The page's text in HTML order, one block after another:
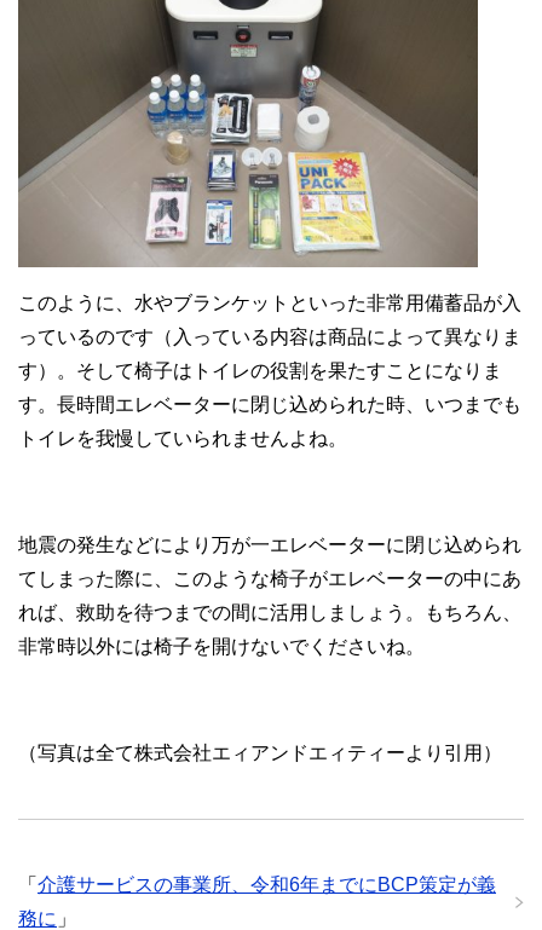
このように、水やブランケットといった非常用備蓄品が入
っているのです（入っている内容は商品によって異なりま
す）。そして椅子はトイレの役割を果たすことになりま
す。長時間エレベーターに閉じ込められた時、いつまでも
トイレを我慢していられませんよね。
地震の発生などにより万が一エレベーターに閉じ込められ
てしまった際に、このような椅子がエレベーターの中にあ
れば、救助を待つまでの間に活用しましょう。もちろん、
非常時以外には椅子を開けないでくださいね。
（写真は全て株式会社エィアンドエィティーより引用）
「 介護サービスの事業所、令和6年までにBCP策定が義
務に 」